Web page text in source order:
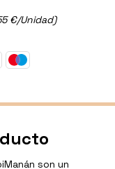
€/Unidad)
son un